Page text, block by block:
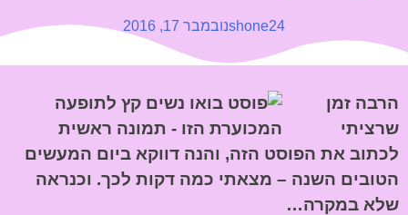
shone24נובמבר 17, 2016
הרבה זמן
שרציתי
לכתוב את הפוסט הזה, והנה דווקא ביום המעשים
הטובים השנה – מצאתי כמה דקות לכך. וכנראה
שלא במקרה…